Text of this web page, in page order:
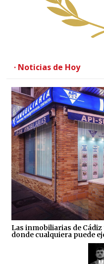
· Noticias de Hoy
Las inmobiliarias de
donde cualquiera puede